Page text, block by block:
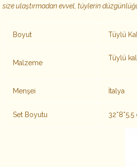
size ulaştırmadan evvel, tüylerin
Boyut Tüylü
Malzeme
Tüylü
Menşei İtalya
Set Boyutu 32*8*5.5